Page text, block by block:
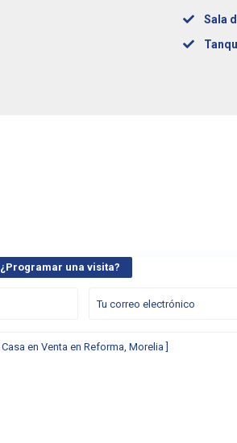
Sala
¿Programar una visita?